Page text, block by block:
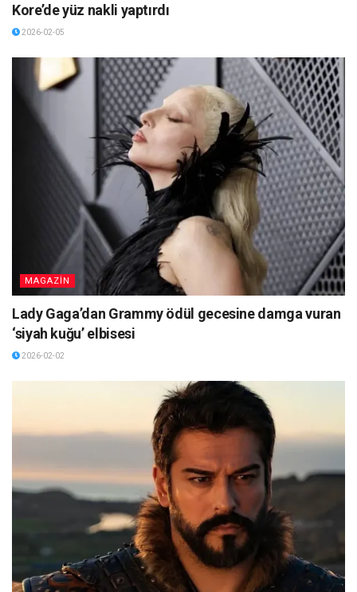
Kore’de yüz nakli yaptırdı
2026-02-05
MAGAZİN
Lady Gaga’dan Grammy ödül gecesine damga vuran
‘siyah kuğu’ elbisesi
2026-02-02